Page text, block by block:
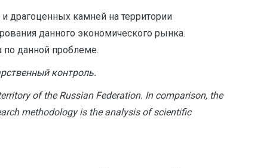
драгоценных камней на территории
данного экономического рынка.
по данной проблеме.
контроль.
of the Russian Federation. In comparison, the
methodology is the analysis of scientific